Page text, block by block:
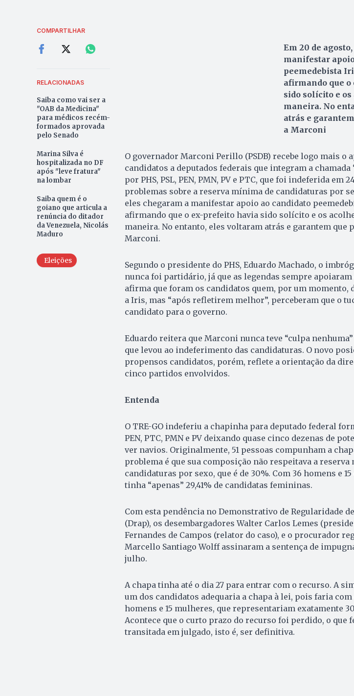
COMPARTILHAR
RELACIONADAS
Saiba como vai ser a
"OAB da Medicina"
para médicos recém-
formados aprovada
pelo Senado
Marina Silva é
hospitalizada no DF
após "leve fratura"
na lombar
Saiba quem é o
goiano que articula a
renúncia do ditador
da Venezuela, Nicolás
Maduro
Eleições
Em 20 de
manifestar
peemedebista
afirmando que
sido solícito e
maneira. No
atrás e
a Marconi
O governador Marconi Perillo (PSDB) recebe logo mais o
candidatos a deputados federais que integram a chamada
por PHS, PSL, PEN, PMN, PV e PTC, que foi indeferida em
problemas sobre a reserva mínima de candidaturas por
eles chegaram a manifestar apoio ao candidato
afirmando que o ex-prefeito havia sido solícito e os
maneira. No entanto, eles voltaram atrás e garantem que
Marconi.
Segundo o presidente do PHS, Eduardo Machado, o
nunca foi partidário, já que as legendas sempre apoiaram
afirma que foram os candidatos quem, por um momento,
a Iris, mas “após refletirem melhor”, perceberam que o
candidato para o governo.
Eduardo reitera que Marconi nunca teve “culpa
que levou ao indeferimento das candidaturas. O novo
propensos candidatos, porém, reflete a orientação da
cinco partidos envolvidos.
Entenda
O TRE-GO indeferiu a chapinha para deputado federal
PEN, PTC, PMN e PV deixando quase cinco dezenas de
ver navios. Originalmente, 51 pessoas compunham a
problema é que sua composição não respeitava a reserva
candidaturas por sexo, que é de 30%. Com 36 homens e
tinha “apenas” 29,41% de candidatas femininas.
Com esta pendência no Demonstrativo de Regularidade
(Drap), os desembargadores Walter Carlos Lemes
Fernandes de Campos (relator do caso), e o procurador
Marcello Santiago Wolff assinaram a sentença de
julho.
A chapa tinha até o dia 27 para entrar com o recurso. A
um dos candidatos adequaria a chapa à lei, pois faria com
homens e 15 mulheres, que representariam exatamente
Acontece que o curto prazo do recurso foi perdido, o que
transitada em julgado, isto é, ser definitiva.